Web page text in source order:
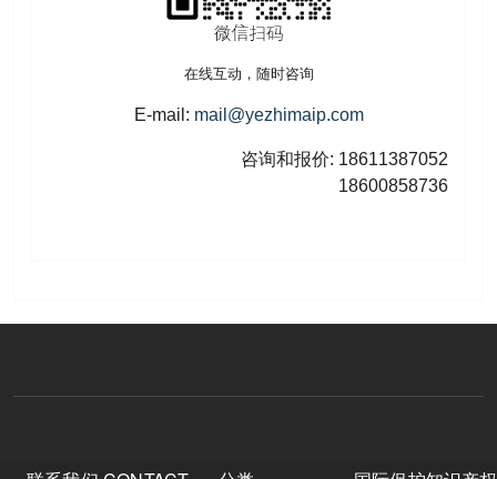
在线互动，随时咨询
E-mail: mail@yezhimaip.com
咨询和报价: 18611387052
18600858736